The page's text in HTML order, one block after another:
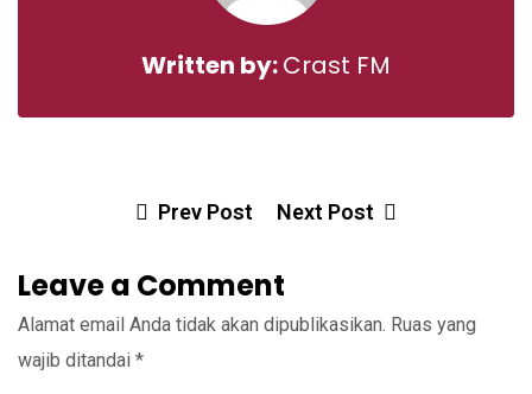
Written by:Crast FM
Prev Post Next Post
Leave a Comment
Alamat email Anda tidak akan dipublikasikan. Ruas yang
wajib ditandai *